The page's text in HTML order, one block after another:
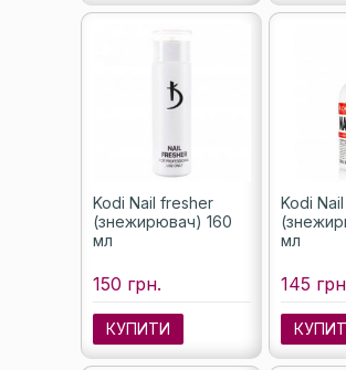
Kodi Nail fresher
(знежирювач) 160
мл
150 грн.
КУПИТИ
Kodi
мл
145